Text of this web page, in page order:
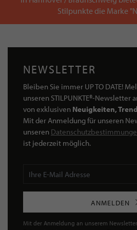
Stilpunkte die Marke
NEWSLETTER
Bleiben Sie immer UP TO DATE!
unseren STILPUNKTE®-Newsletter
von exklusiven Neuigkeiten,
Mit der Anmeldung für unseren
unseren
ist jederzeit möglich.
ANMELDEN
Mit der Anmeldung an unserem